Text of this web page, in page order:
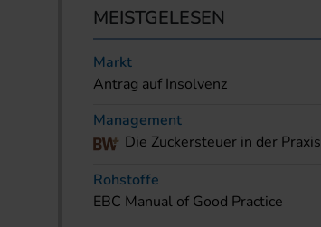
MEISTGELESEN
Markt
Antrag auf Insolvenz
Management
Die Zuckersteuer in der Praxis
Rohstoffe
EBC Manual of Good Practice